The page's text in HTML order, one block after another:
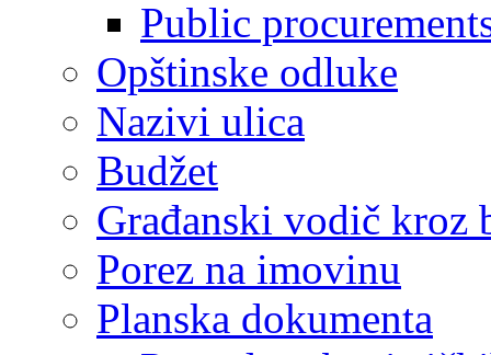
Public
Opštinske odluke
Nazivi ulica
Budžet
Građanski vodič kroz
Porez na imovinu
Planska dokumenta